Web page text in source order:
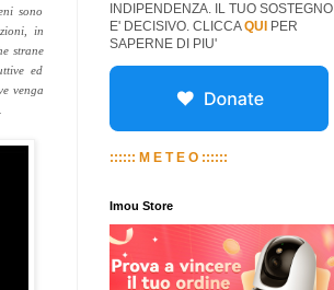
sono
in
strane
ed
venga
INDIPENDENZA. IL TUO SOSTEGNO
E' DECISIVO. CLICCAQUI
PER
SAPERNE DI PIU'
:::::: M E T E O ::::::
Imou Store